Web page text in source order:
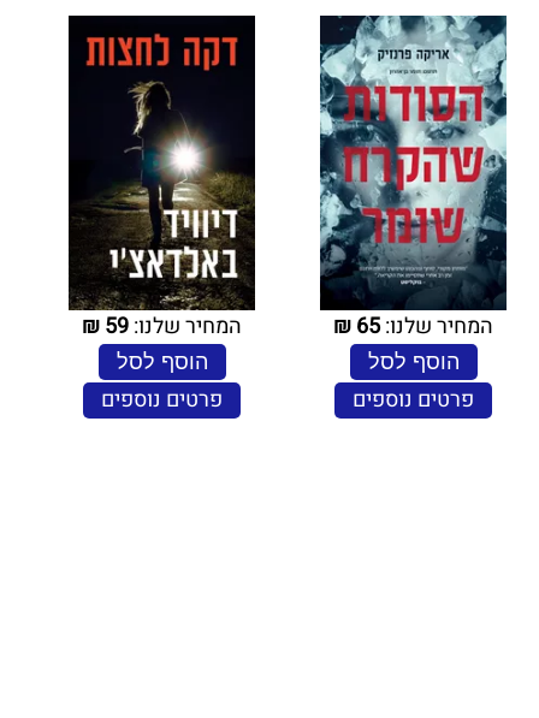
המחיר שלנו:65
₪
הוסף לסל
פרטים נוספים
המחיר שלנו:59
₪
הוסף לסל
פרטים נוספים